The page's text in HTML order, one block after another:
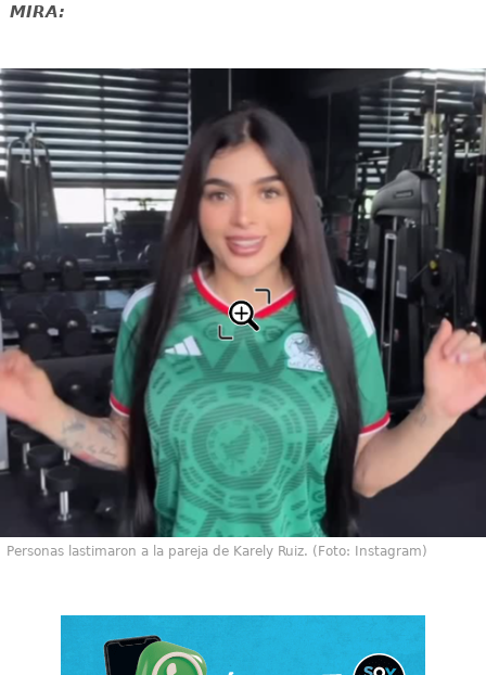
MIRA:
Personas lastimaron a la pareja de Karely Ruiz. (Foto: Instagram)